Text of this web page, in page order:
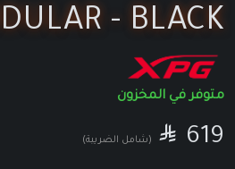
- BLACK
متوفر في المخزون
(شامل الضريبة)  SAR
619